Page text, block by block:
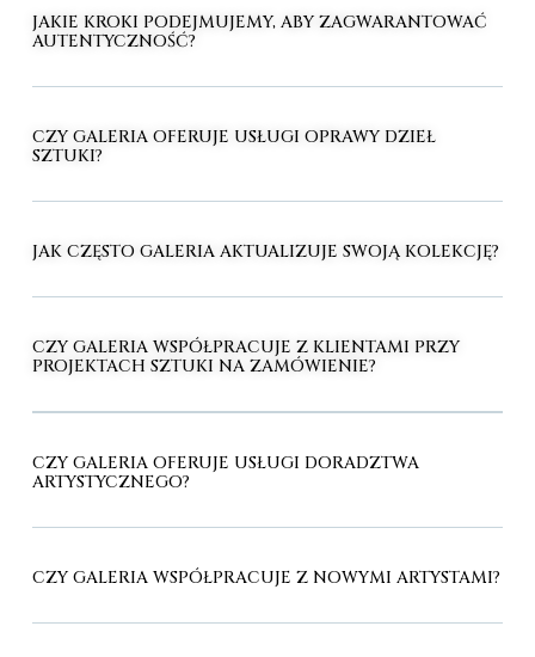
JAKIE KROKI PODEJMUJEMY, ABY ZAGWARANTOWAĆ
AUTENTYCZNOŚĆ?
CZY GALERIA OFERUJE USŁUGI OPRAWY DZIEŁ
SZTUKI?
JAK CZĘSTO GALERIA AKTUALIZUJE SWOJĄ KOLEKCJĘ?
CZY GALERIA WSPÓŁPRACUJE Z KLIENTAMI PRZY
PROJEKTACH SZTUKI NA ZAMÓWIENIE?
CZY GALERIA OFERUJE USŁUGI DORADZTWA
ARTYSTYCZNEGO?
CZY GALERIA WSPÓŁPRACUJE Z NOWYMI ARTYSTAMI?